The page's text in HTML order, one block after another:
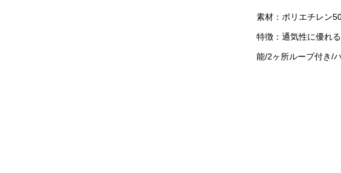
素材：ポリエチレン
特徴：通気性に優れ
能/2ヶ所ループ付き/